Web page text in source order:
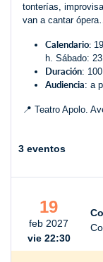
tonterías,
van a cantar
Calendario:
h. Sábado:
Duración:
Audiencia: a
📍 Teatro Apolo.
3 eventos
19
feb 2027
vie 22:30